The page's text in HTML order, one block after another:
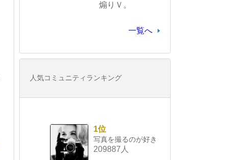
煽りＶ。
一覧へ
人気コミュニティランキング
1位
写真を撮るのが好き
209887人